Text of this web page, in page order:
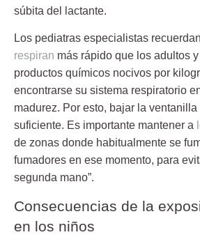
súbita del lactante.
Los pediatras especialistas
respiran más rápido que los adultos
productos químicos nocivos por
encontrarse su sistema respiratorio
madurez. Por esto, bajar la
suficiente. Es importante mantener a
de zonas donde habitualmente se
fumadores en ese momento, para
segunda mano”.
Consecuencias de la
en los niños